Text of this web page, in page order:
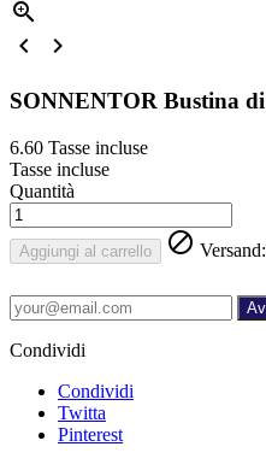



SONNENTOR Bustina
6.60 Tasse incluse
Tasse incluse
Quantità
Aggiungi al carrello 
Condividi
Condividi
Twitta
Pinterest